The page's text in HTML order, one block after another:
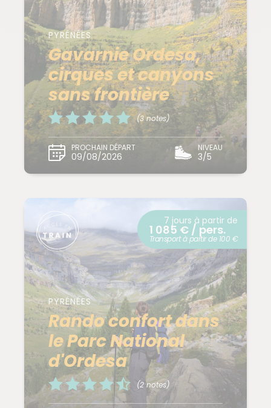
PYRÉNÉES
Gavarnie Ordesa,
cirques et canyons
sans frontière
(3 notes)
PROCHAIN DÉPART
09/08/2026
NIVEAU
3/5
PYRÉNÉES
Rando confort dans
le Parc National
d'Ordesa
(2 notes)
7 jours à partir de
1 085 € / pers.
Transport à partir de 100 €